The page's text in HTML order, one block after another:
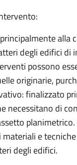
alla
degli edifici
possono
originarie,
finalizzato
necessitano di
materiali e
degli edifici.